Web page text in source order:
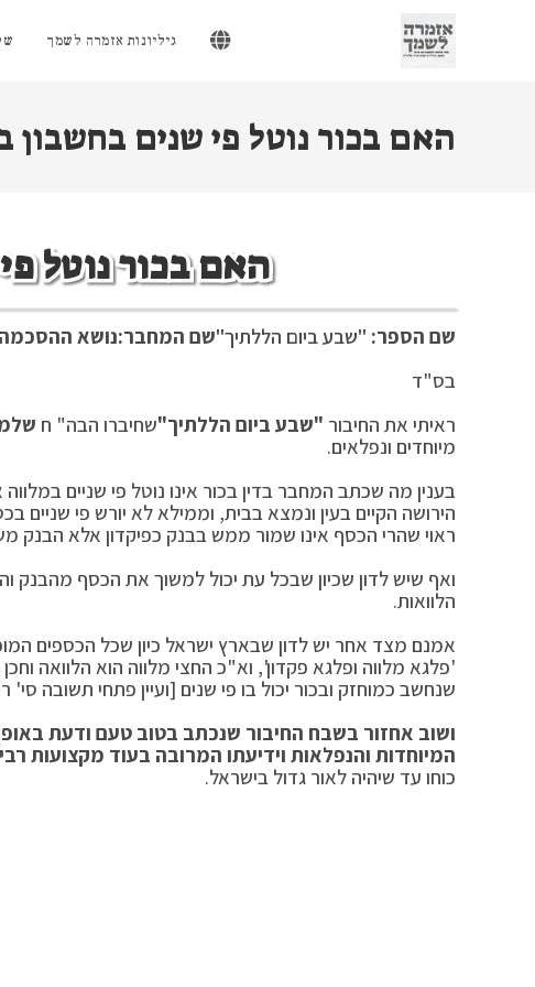
גיליונות אזמרה לשמך
האם בכור נוטל פי שנים בחשבון
האם בכור נוטל
שם הספר: "שבע ביום הללתיך"שם המחבר:נושא
בס"ד אדר
ראיתי את החיבור "שבע ביום הללתיך"שחיברו הבה" ח
מיוחדים ונפלאים.
בענין מה שכתב המחבר בדין בכור אינו נוטל פי שניים
הירושה הקיים בעין ונמצא בבית, וממילא לא יורש פי
ראוי שהרי הכסף אינו שמור ממש בבנק כפיקדון אלא הבנק
ואף שיש לדון שכיון שבכל עת יכול למשוך את הכסף מהבנק
הלוואות.
אמנם מצד אחר יש לדון שבארץ ישראל כיון שכל הכספים
'פלגא מלווה ופלגא פקדון', וא"כ החצי מלווה הוא הלוואה
שנחשב כמוחזק ובכור יכול בו פי שנים [ועיין פתחי תשובה
ושוב אחזור בשבח החיבור שנכתב בטוב טעם ודעת
המיוחדות והנפלאות וידיעתו המרובה בעוד מקצועות
כוחו עד שיהיה לאור גדול בישראל.